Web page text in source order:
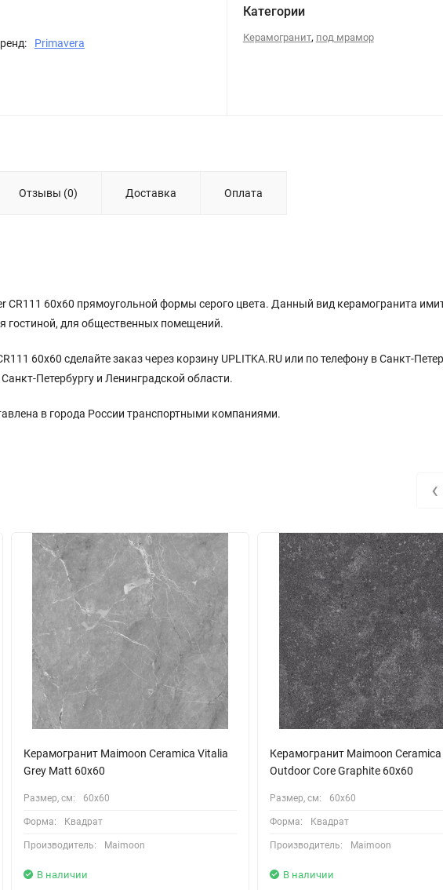
Primavera
Категории
Керамогранит, под мрамор
Отзывы (0) Доставка Оплата
CR111 60x60 прямоугольной формы серого цвета. Данный вид керамогранита
гостиной, для общественных помещений.
60x60 сделайте заказ через корзину UPLITKA.RU или по телефону в Санкт-
Петербургу и Ленинградской области.
в города России транспортными компаниями.
Керамогранит Maimoon Ceramica Vitalia
Grey Matt 60х60
Размер, см: 60х60
Форма: Квадрат
Производитель: Maimoon
В наличии
Керамогранит Maimoon Ceramica
Outdoor Core Graphite 60x60
Размер, см: 60х60
Форма: Квадрат
Производитель: Maimoon
В наличии
‹